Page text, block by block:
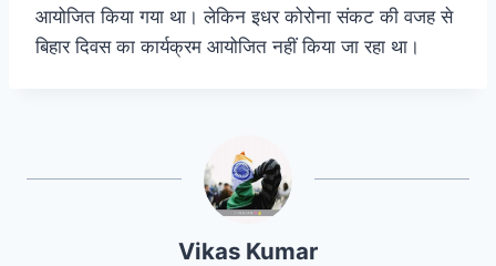
आयोजित किया गया था। लेकिन इधर कोरोना संकट की वजह से
बिहार दिवस का कार्यक्रम आयोजित नहीं किया जा रहा था।
Vikas Kumar